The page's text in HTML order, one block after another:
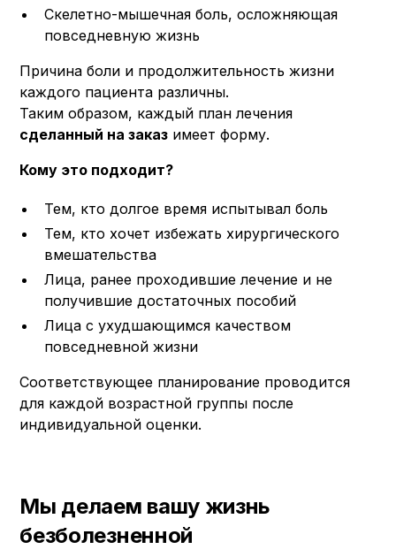
Скелетно-мышечная боль, осложняющая
повседневную жизнь
Причина боли и продолжительность жизни
каждого пациента различны.
Таким образом, каждый план лечения
сделанный на заказ имеет форму.
Кому это подходит?
Тем, кто долгое время испытывал боль
Тем, кто хочет избежать хирургического
вмешательства
Лица, ранее проходившие лечение и не
получившие достаточных пособий
Лица с ухудшающимся качеством
повседневной жизни
Соответствующее планирование проводится
для каждой возрастной группы после
индивидуальной оценки.
Мы делаем вашу жизнь
безболезненной